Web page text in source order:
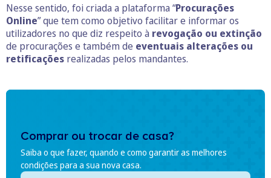
Nesse sentido, foi criada a plataforma “Procurações
Online” que tem como objetivo facilitar e informar os
utilizadores no que diz respeito à revogação ou extinção
de procurações e também de eventuais alterações ou
retificações realizadas pelos mandantes.
Comprar ou trocar de casa?
Saiba o que fazer, quando e como garantir as melhores
condições para a sua nova casa.